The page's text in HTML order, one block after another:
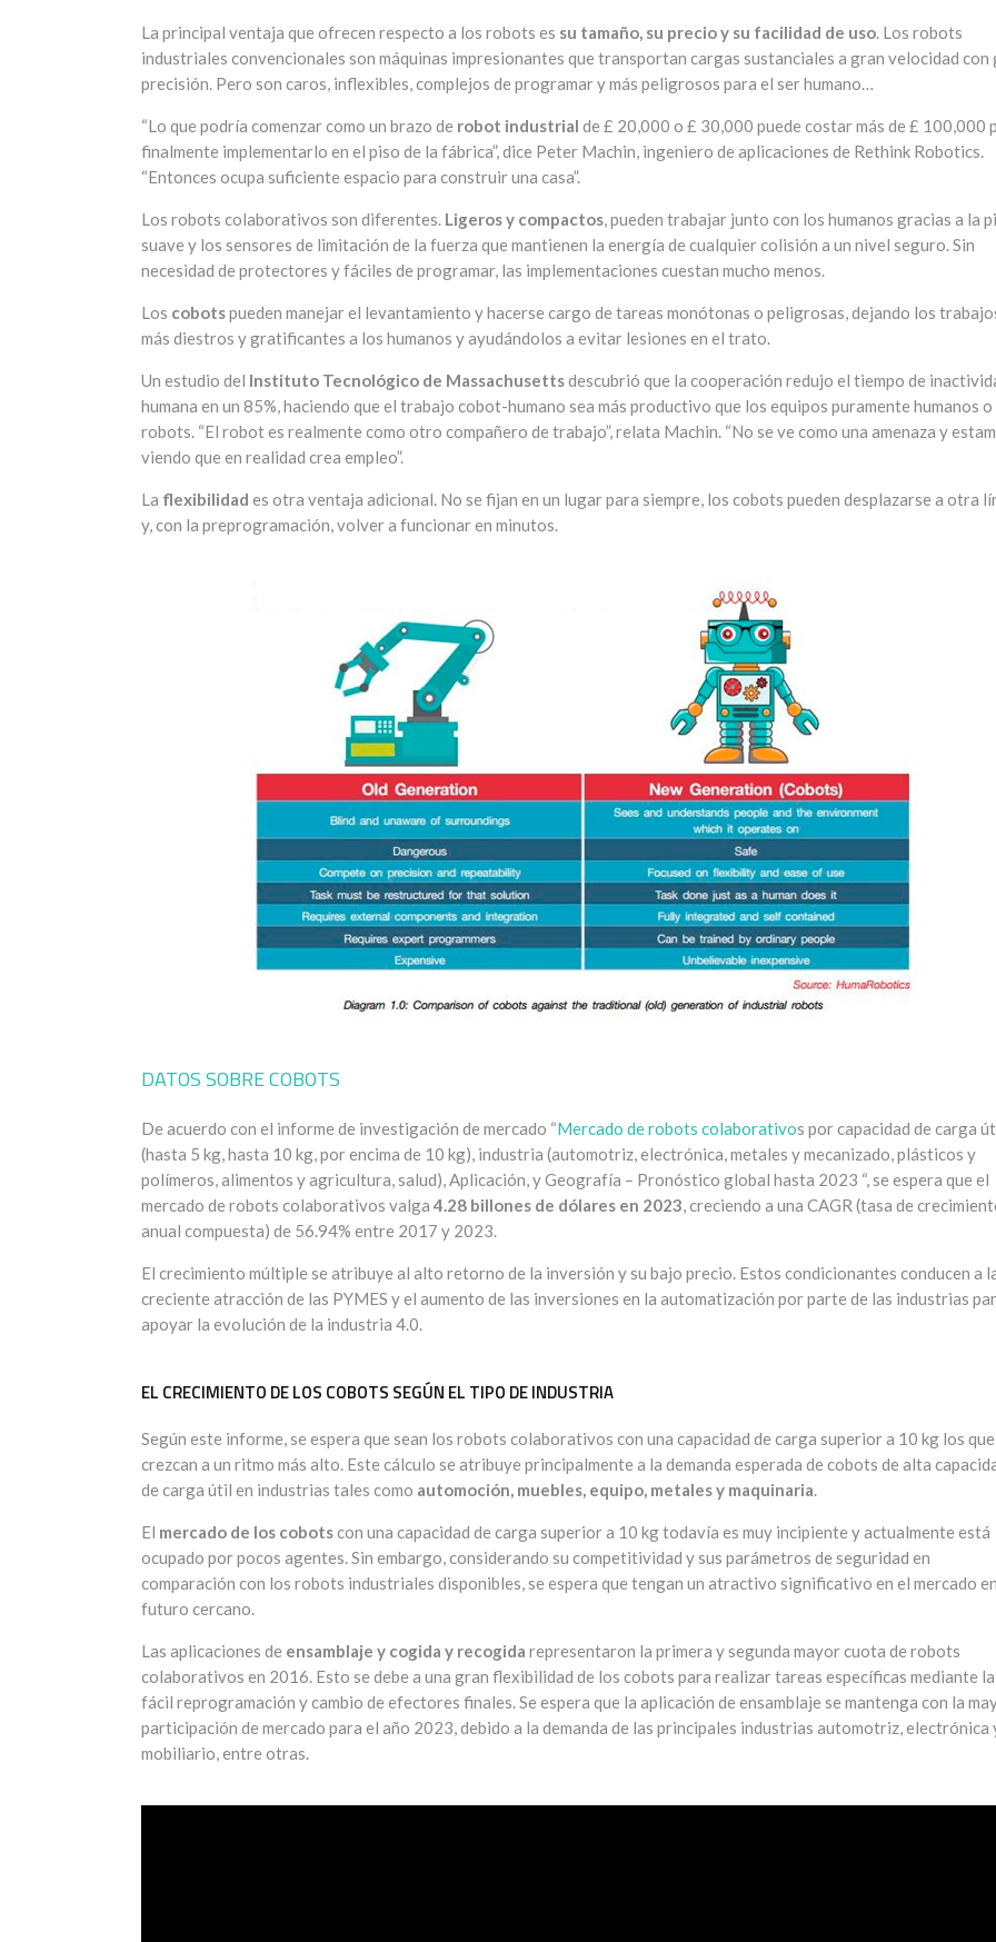
La principal ventaja que ofrecen respecto a los robots es su tamaño, su precio y su facilidad de uso. Los robots
industriales convencionales son máquinas impresionantes que transportan cargas sustanciales a gran velocidad con
precisión. Pero son caros, inflexibles, complejos de programar y más peligrosos para el ser humano…
“Lo que podría comenzar como un brazo de robot industrial de £ 20,000 o £ 30,000 puede costar más de £ 100,000
finalmente implementarlo en el piso de la fábrica”, dice Peter Machin, ingeniero de aplicaciones de Rethink Robotics.
“Entonces ocupa suficiente espacio para construir una casa”.
Los robots colaborativos son diferentes. Ligeros y compactos, pueden trabajar junto con los humanos gracias a la
suave y los sensores de limitación de la fuerza que mantienen la energía de cualquier colisión a un nivel seguro. Sin
necesidad de protectores y fáciles de programar, las implementaciones cuestan mucho menos.
Los cobotspueden manejar el levantamiento y hacerse cargo de tareas monótonas o peligrosas, dejando los
más diestros y gratificantes a los humanos y ayudándolos a evitar lesiones en el trato.
Un estudio del Instituto Tecnológico de Massachusettsdescubrió que la cooperación redujo el tiempo de
humana en un 85%, haciendo que el trabajo cobot-humano sea más productivo que los equipos puramente humanos o
robots. “El robot es realmente como otro compañero de trabajo”, relata Machin. “No se ve como una amenaza y
viendo que en realidad crea empleo”.
La flexibilidad es otra ventaja adicional. No se fijan en un lugar para siempre, los cobots pueden desplazarse a otra
y, con la preprogramación, volver a funcionar en minutos.
DATOS SOBRE COBOTS
De acuerdo con el informe de investigación de mercado “Mercado de robots colaborativos por capacidad de carga
(hasta 5 kg, hasta 10 kg, por encima de 10 kg), industria (automotriz, electrónica, metales y mecanizado, plásticos y
polímeros, alimentos y agricultura, salud), Aplicación, y Geografía – Pronóstico global hasta 2023 “, se espera que el
mercado de robots colaborativos valga 4.28 billones de dólares en 2023, creciendo a una CAGR (tasa de
anual compuesta) de 56.94% entre 2017 y 2023.
El crecimiento múltiple se atribuye al alto retorno de la inversión y su bajo precio. Estos condicionantes conducen a
creciente atracción de las PYMES y el aumento de las inversiones en la automatización por parte de las industrias
apoyar la evolución de la industria 4.0.
EL CRECIMIENTO DE LOS COBOTS SEGÚN EL TIPO DE INDUSTRIA
Según este informe, se espera que sean los robots colaborativos con una capacidad de carga superior a 10 kg los que
crezcan a un ritmo más alto. Este cálculo se atribuye principalmente a la demanda esperada de cobots de alta
de carga útil en industrias tales como automoción, muebles, equipo, metales y maquinaria.
El mercado de los cobotscon una capacidad de carga superior a 10 kg todavía es muy incipiente y actualmente está
ocupado por pocos agentes. Sin embargo, considerando su competitividad y sus parámetros de seguridad en
comparación con los robots industriales disponibles, se espera que tengan un atractivo significativo en el mercado
futuro cercano.
Las aplicaciones de ensamblaje y cogida y recogida representaron la primera y segunda mayor cuota de robots
colaborativos en 2016. Esto se debe a una gran flexibilidad de los cobots para realizar tareas específicas mediante la
fácil reprogramación y cambio de efectores finales. Se espera que la aplicación de ensamblaje se mantenga con la
participación de mercado para el año 2023, debido a la demanda de las principales industrias automotriz, electrónica
mobiliario, entre otras.